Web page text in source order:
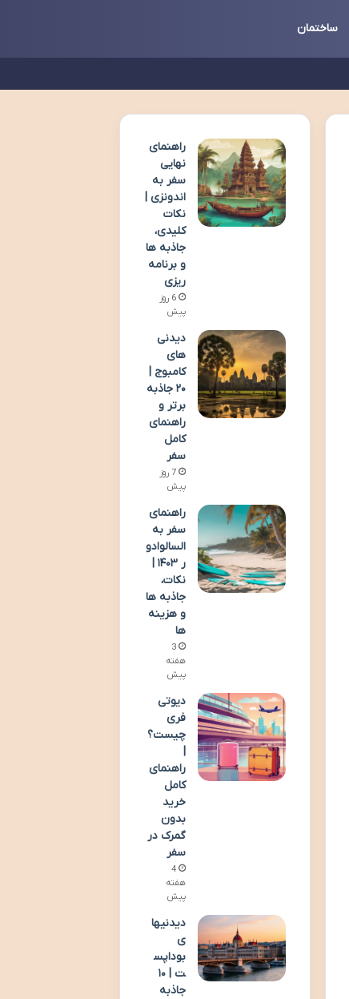
ساختمان
راهنمای
نهایی
سفر به
اندونزی |
نکات
کلیدی،
جاذبه ها
و برنامه
ریزی
6 روز
پیش
دیدنی
های
کامبوج |
۲۰ جاذبه
برتر و
راهنمای
کامل
سفر
7 روز
پیش
راهنمای
سفر به
السالوادو
ر ۱۴۰۳ |
نکات،
جاذبه ها
و هزینه
ها
3
هفته
پیش
دیوتی
فری
چیست؟
|
راهنمای
کامل
خرید
بدون
گمرک در
سفر
4
هفته
پیش
دیدنیها
ی
بوداپس
ت | ۱۰
جاذبه